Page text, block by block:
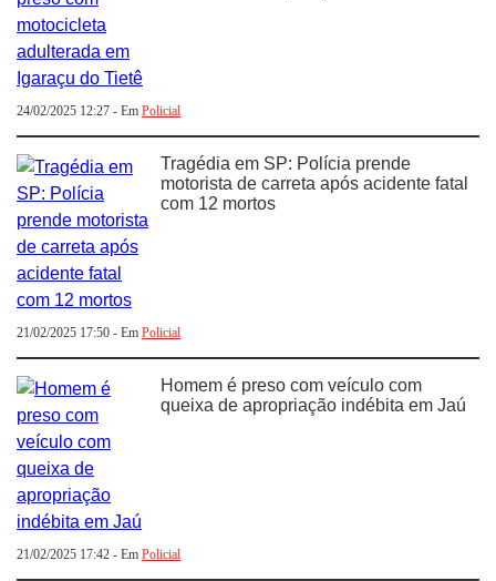
24/02/2025 12:27 - Em Policial
Tragédia em SP: Polícia prende
motorista de carreta após acidente fatal
com 12 mortos
21/02/2025 17:50 - Em Policial
Homem é preso com veículo com
queixa de apropriação indébita em Jaú
21/02/2025 17:42 - Em Policial